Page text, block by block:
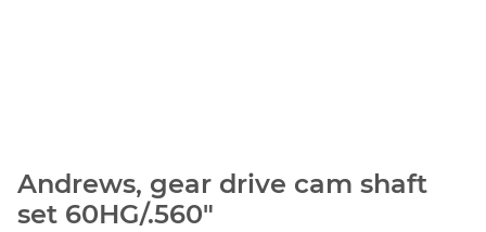
Andrews, gear drive cam shaft
set 60HG/.560"